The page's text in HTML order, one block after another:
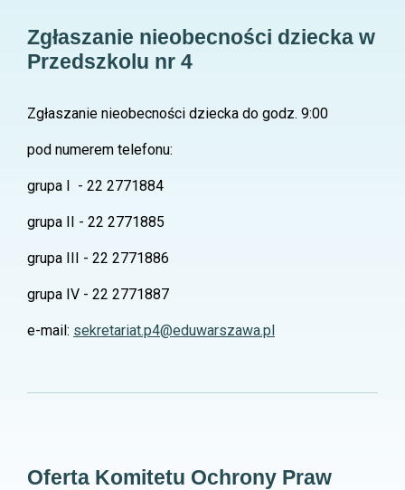
Zgłaszanie nieobecności dziecka w
Przedszkolu nr 4
Zgłaszanie nieobecności dziecka do godz. 9:00
pod numerem telefonu:
grupa I - 22 2771884
grupa II - 22 2771885
grupa III - 22 2771886
grupa IV - 22 2771887
e-mail: sekretariat.p4@eduwarszawa.pl
Oferta Komitetu Ochrony Praw